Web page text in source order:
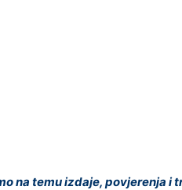
na temu izdaje, povjerenja i